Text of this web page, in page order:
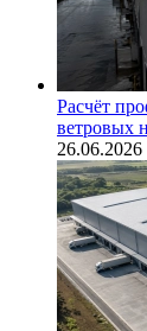
Расчёт
ветровых
26.06.2026